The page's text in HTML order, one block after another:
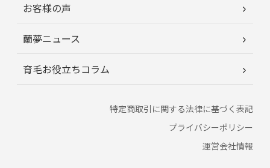
お客様の声
蘭夢ニュース
育毛お役立ちコラム
特定商取引に関する法律に基づく表記
プライバシーポリシー
運営会社情報